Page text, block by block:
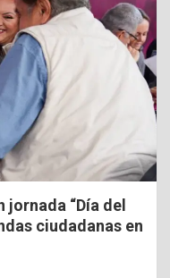
“Día del
ciudadanas en